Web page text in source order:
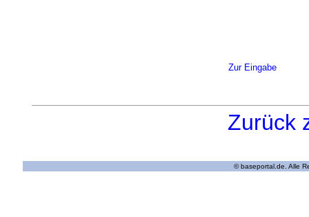
Zur Eingabe
Zurück
© baseportal.de. Alle